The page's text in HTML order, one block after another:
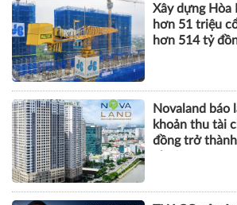
Xây dựng Hòa
hơn 51 triệu
hơn 514 tỷ
Novaland báo
khoản thu tài
đồng trở